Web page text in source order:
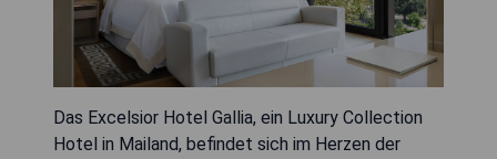
Das Excelsior Hotel Gallia, ein Luxury Collection
Hotel in Mailand, befindet sich im Herzen der